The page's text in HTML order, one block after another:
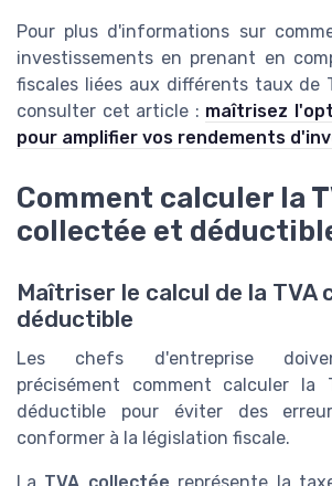
Pour plus d'informations sur
investissements en prenant en
fiscales liées aux différents taux de
consulter cet article : maîtrisez
pour amplifier vos rendements
Comment calculer la
collectée et
Maîtriser le calcul de la TVA
déductible
Les chefs d'entreprise
précisément comment calculer la
déductible pour éviter des
conformer à la législation fiscale.